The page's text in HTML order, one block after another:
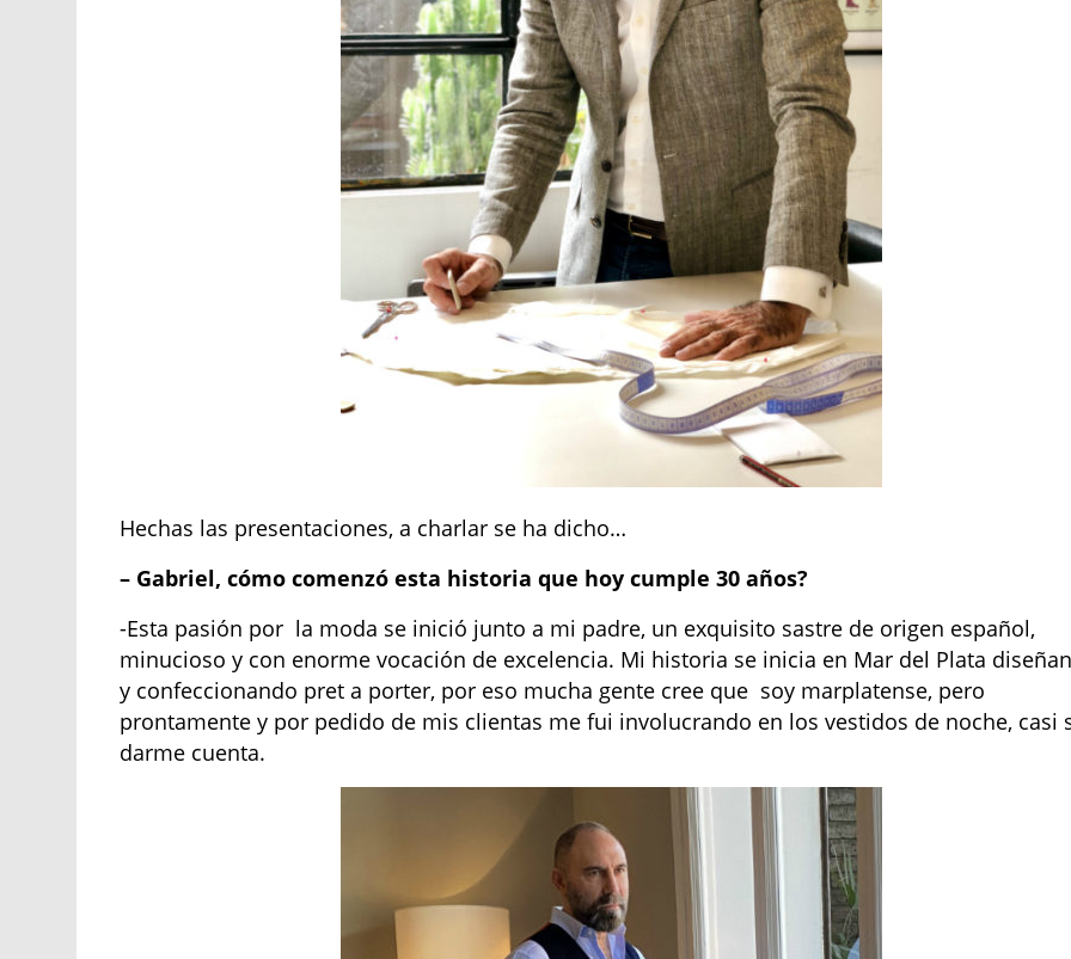
Hechas las presentaciones, a charlar se ha dicho…
– Gabriel, cómo comenzó esta historia que hoy cumple 30 años?
-Esta pasión por la moda se inició junto a mi padre, un exquisito sastre de origen español,
minucioso y con enorme vocación de excelencia. Mi historia se inicia en Mar del Plata
y confeccionando pret a porter, por eso mucha gente cree que soy marplatense, pero
prontamente y por pedido de mis clientas me fui involucrando en los vestidos de noche, casi
darme cuenta.